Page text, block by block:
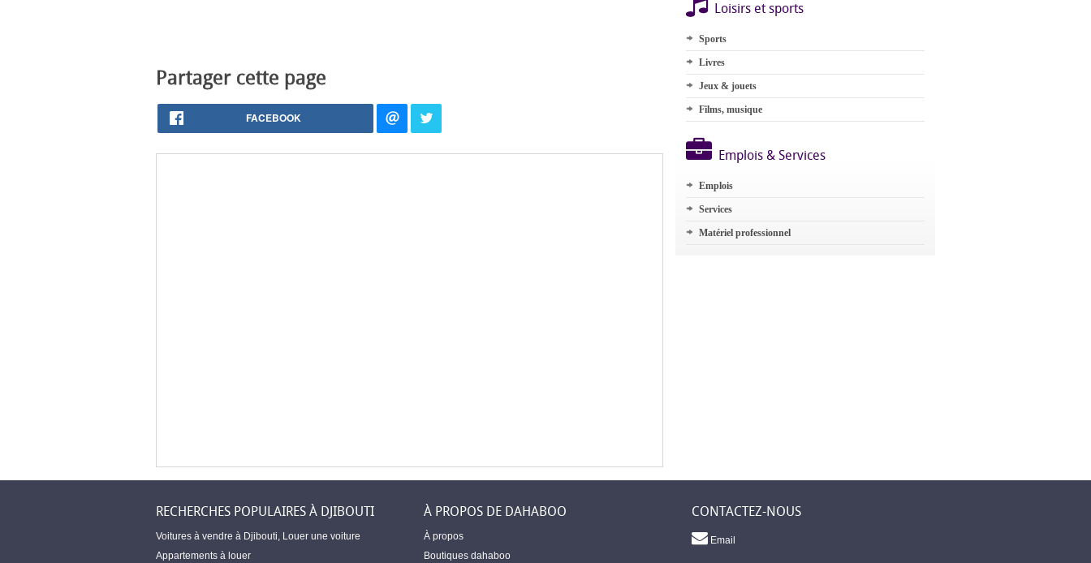
Partager cette page
FACEBOOK
Loisirs et sports
Sports
Livres
Jeux & jouets
Films, musique
Emplois & Services
Emplois
Services
Matériel professionnel
RECHERCHES POPULAIRES À DJIBOUTI
Voitures à vendre à Djibouti Louer une voiture
Appartements à louer
À PROPOS DE DAHABOO
À propos
Boutiques dahaboo
CONTACTEZ-NOUS
Email